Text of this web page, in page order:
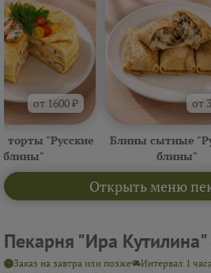
Открыть меню
от 1600 ₽
торты "Русские
блины"
от
Блины сытные
блины"
Пекарня "Ира Кутилина"
Заказ на завтра или позже Интервал 1